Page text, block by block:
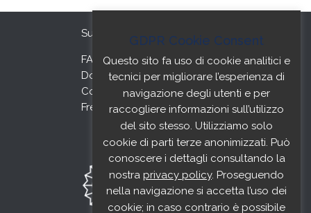
Supporto
FAQ
Downloads
Contatti
Free Test
GDPR Cookie Consent
Questo sito fa uso di cookie analitici e
tecnici per migliorare l’esperienza di
navigazione degli utenti e per
raccogliere informazioni sull’utilizzo
del sito stesso. Utilizziamo solo
cookie di parti terze anonimizzati. Può
conoscere i dettagli consultando la
nostra privacy policy. Proseguendo
nella navigazione si accetta l’uso dei
cookie; in caso contrario è possibile